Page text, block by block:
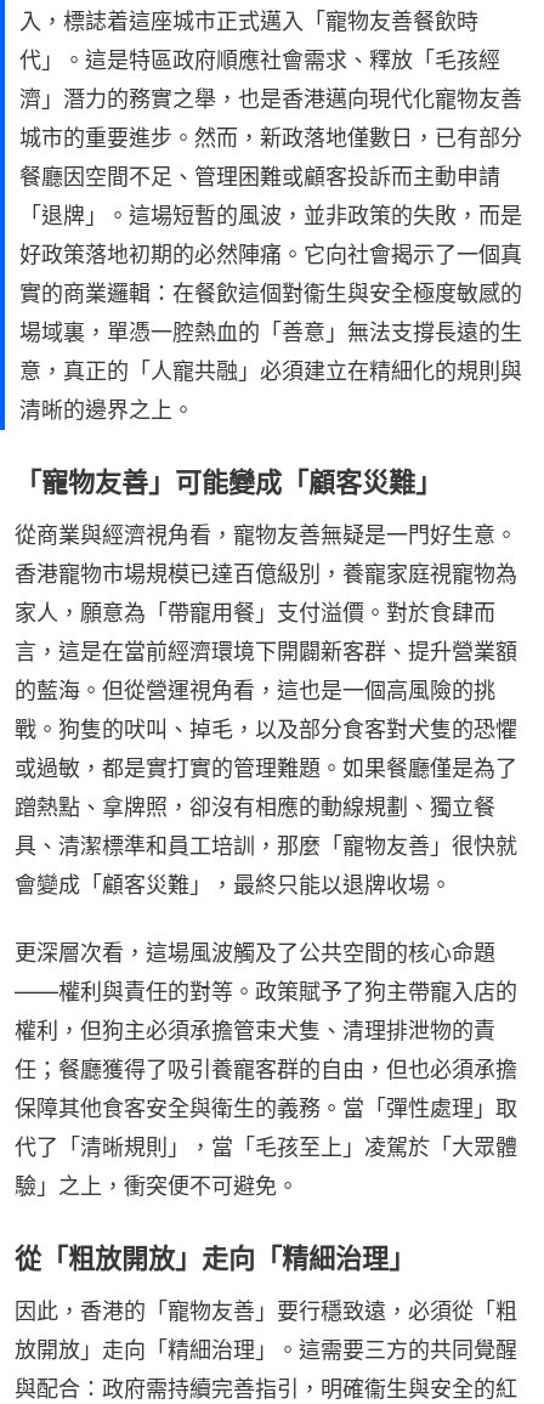
入，標誌着這座城市正式邁入「寵物友善餐飲時
代」。這是特區政府順應社會需求、釋放「毛孩經
濟」潛力的務實之舉，也是香港邁向現代化寵物友善
城市的重要進步。然而，新政落地僅數日，已有部分
餐廳因空間不足、管理困難或顧客投訴而主動申請
「退牌」。這場短暫的風波，並非政策的失敗，而是
好政策落地初期的必然陣痛。它向社會揭示了一個真
實的商業邏輯：在餐飲這個對衞生與安全極度敏感的
場域裏，單憑一腔熱血的「善意」無法支撐長遠的生
意，真正的「人寵共融」必須建立在精細化的規則與
清晰的邊界之上。
「寵物友善」可能變成「顧客災難」
從商業與經濟視角看，寵物友善無疑是一門好生意。
香港寵物市場規模已達百億級別，養寵家庭視寵物為
家人，願意為「帶寵用餐」支付溢價。對於食肆而
言，這是在當前經濟環境下開闢新客群、提升營業額
的藍海。但從營運視角看，這也是一個高風險的挑
戰。狗隻的吠叫、掉毛，以及部分食客對犬隻的恐懼
或過敏，都是實打實的管理難題。如果餐廳僅是為了
蹭熱點、拿牌照，卻沒有相應的動線規劃、獨立餐
具、清潔標準和員工培訓，那麼「寵物友善」很快就
會變成「顧客災難」，最終只能以退牌收場。
更深層次看，這場風波觸及了公共空間的核心命題
——權利與責任的對等。政策賦予了狗主帶寵入店的
權利，但狗主必須承擔管束犬隻、清理排泄物的責
任；餐廳獲得了吸引養寵客群的自由，但也必須承擔
保障其他食客安全與衛生的義務。當「彈性處理」取
代了「清晰規則」，當「毛孩至上」凌駕於「大眾體
驗」之上，衝突便不可避免。
從「粗放開放」走向「精細治理」
因此，香港的「寵物友善」要行穩致遠，必須從「粗
放開放」走向「精細治理」。這需要三方的共同覺醒
與配合：政府需持續完善指引，明確衞生與安全的紅